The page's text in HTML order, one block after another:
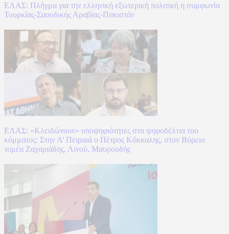
ΕΛΑΣ: Πλήγμα για την ελληνική εξωτερική πολιτική η συμφωνία
Τουρκίας-Σαουδικής Αραβίας-Πακιστάν
ΕΛΑΣ: «Κλειδώνουν» υποψηφιότητες στα ψηφοδέλτια του
κόμματος: Στην Α’ Πειραιά ο Πέτρος Κόκκαλης, στον Βόρειο
τομέα Ζαχαριάδης, Λινού, Μαυρουδής